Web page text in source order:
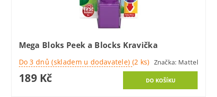
Mega Bloks Peek a Blocks Kravička
Do 3 dnů (skladem u dodavatele) (2 ks) Značka: Mattel
189 Kč